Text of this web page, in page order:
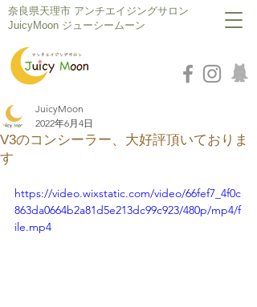
​奈良県天理市 アンチエイジングサロン
JuicyMoon ジューシームーン
V3のコンシーラー、大好評頂いておりま
す
JuicyMoon
2022年6月4日
https://video.wixstatic.com/video/66fef7_4f0c
863da0664b2a81d5e213dc99c923/480p/mp4/f
ile.mp4